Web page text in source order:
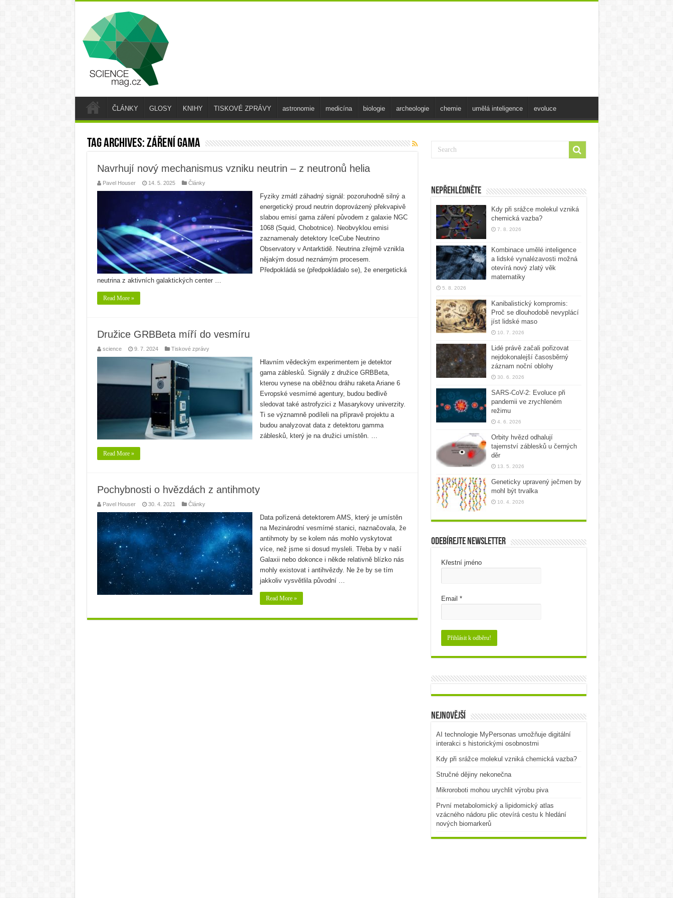
ČLÁNKY GLOSY KNIHY TISKOVÉ ZPRÁVY astronomie medicína biologie archeologie chemie umělá inteligence evoluce
Tag Archives:záření gama
Navrhují nový mechanismus vzniku neutrin – z neutronů helia
Pavel Houser 14. 5. 2025 Články
Fyziky zmátl záhadný signál: pozoruhodně silný a
energetický proud neutrin doprovázený překvapivě
slabou emisí gama záření původem z galaxie NGC
1068 (Squid, Chobotnice). Neobvyklou emisi
zaznamenaly detektory IceCube Neutrino
Observatory v Antarktidě. Neutrina zřejmě vznikla
nějakým dosud neznámým procesem.
Předpokládá se (předpokládalo se), že energetická
neutrina z aktivních galaktických center …
Read More »
Družice GRBBeta míří do vesmíru
science 9. 7. 2024 Tiskové zprávy
Hlavním vědeckým experimentem je detektor
gama záblesků. Signály z družice GRBBeta,
kterou vynese na oběžnou dráhu raketa Ariane 6
Evropské vesmírné agentury, budou bedlivě
sledovat také astrofyzici z Masarykovy univerzity.
Ti se významně podíleli na přípravě projektu a
budou analyzovat data z detektoru gamma
záblesků, který je na družici umístěn. …
Read More »
Pochybnosti o hvězdách z antihmoty
Pavel Houser 30. 4. 2021 Články
Data pořízená detektorem AMS, který je umístěn
na Mezinárodní vesmírné stanici, naznačovala, že
antihmoty by se kolem nás mohlo vyskytovat
více, než jsme si dosud mysleli. Třeba by v naší
Galaxii nebo dokonce i někde relativně blízko nás
mohly existovat i antihvězdy. Ne že by se tím
jakkoliv vysvětlila původní …
Read More »
Nepřehlédněte
Kdy při srážce molekul vzniká
chemická vazba?
7. 8. 2026
Kombinace umělé inteligence
a lidské vynalézavosti možná
otevírá nový zlatý věk
matematiky
5. 8. 2026
Kanibalistický kompromis:
Proč se dlouhodobě nevyplácí
jíst lidské maso
10. 7. 2026
Lidé právě začali pořizovat
nejdokonalejší časosběrný
záznam noční oblohy
30. 6. 2026
SARS-CoV-2: Evoluce při
pandemii ve zrychleném
režimu
4. 6. 2026
Orbity hvězd odhalují
tajemství záblesků u černých
děr
13. 5. 2026
Geneticky upravený ječmen by
mohl být trvalka
10. 4. 2026
Odebírejte newsletter
Křestní jméno
Email *
Nejnovější
AI technologie MyPersonas umožňuje digitální
interakci s historickými osobnostmi
Kdy při srážce molekul vzniká chemická vazba?
Stručné dějiny nekonečna
Mikroroboti mohou urychlit výrobu piva
První metabolomický a lipidomický atlas
vzácného nádoru plic otevírá cestu k hledání
nových biomarkerů